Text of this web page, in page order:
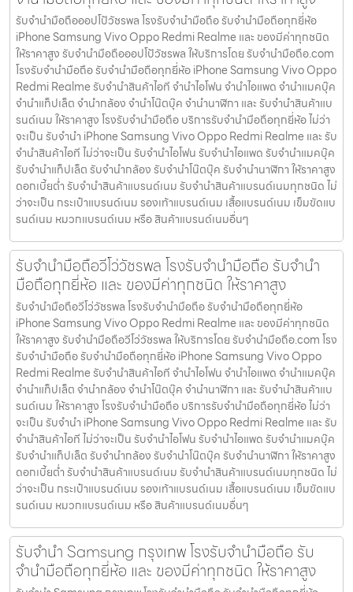
รับจำนำมือถือออปโป้วัชรพล โรงรับจำนำมือถือ รับจำนำมือถือทุกยี่ห้อ
iPhone Samsung Vivo Oppo Redmi Realme และ ของมีค่าทุกชนิด
ให้ราคาสูง รับจำนำมือถือออปโป้วัชรพล ให้บริการโดย รับจํานํามือถือ.com
โรงรับจำนำมือถือ รับจำนำมือถือทุกยี่ห้อ iPhone Samsung Vivo Oppo
Redmi Realme รับจำนำสินค้าไอที จำนำไอโฟน จำนำไอแพด จำนำแมคบุ๊ค
จำนำแท็ปเล็ต จำนำกล้อง จำนำโน๊ตบุ๊ค จำนำนาฬิกา และ รับจำนำสินค้าแบ
รนด์เนม ให้ราคาสูง โรงรับจำนำมือถือ บริการรับจำนำมือถือทุกยี่ห้อ ไม่ว่า
จะเป็น รับจำนำ iPhone Samsung Vivo Oppo Redmi Realme และ รับ
จำนำสินค้าไอที ไม่ว่าจะเป็น รับจำนำไอโฟน รับจำนำไอแพด รับจำนำแมคบุ๊ค
รับจำนำแท็ปเล็ต รับจำนำกล้อง รับจำนำโน๊ตบุ๊ค รับจำนำนาฬิกา ให้ราคาสูง
ดอกเบี้ยต่ำ รับจำนำสินค้าแบรนด์เนม รับจำนำสินค้าแบรนด์เนมทุกชนิด ไม่
ว่าจะเป็น กระเป๋าแบรนด์เนม รองเท้าแบรนด์เนม เสื้อแบรนด์เนม เข็มขัดแบ
รนด์เนม หมวกแบรนด์เนม หรือ สินค้าแบรนด์เนมอื่นๆ
รับจำนำมือถือวีโว่วัชรพล โรงรับจำนำมือถือ รับจำนำ
มือถือทุกยี่ห้อ และ ของมีค่าทุกชนิด ให้ราคาสูง
รับจำนำมือถือวีโว่วัชรพล โรงรับจำนำมือถือ รับจำนำมือถือทุกยี่ห้อ
iPhone Samsung Vivo Oppo Redmi Realme และ ของมีค่าทุกชนิด
ให้ราคาสูง รับจำนำมือถือวีโว่วัชรพล ให้บริการโดย รับจํานํามือถือ.com โรง
รับจำนำมือถือ รับจำนำมือถือทุกยี่ห้อ iPhone Samsung Vivo Oppo
Redmi Realme รับจำนำสินค้าไอที จำนำไอโฟน จำนำไอแพด จำนำแมคบุ๊ค
จำนำแท็ปเล็ต จำนำกล้อง จำนำโน๊ตบุ๊ค จำนำนาฬิกา และ รับจำนำสินค้าแบ
รนด์เนม ให้ราคาสูง โรงรับจำนำมือถือ บริการรับจำนำมือถือทุกยี่ห้อ ไม่ว่า
จะเป็น รับจำนำ iPhone Samsung Vivo Oppo Redmi Realme และ รับ
จำนำสินค้าไอที ไม่ว่าจะเป็น รับจำนำไอโฟน รับจำนำไอแพด รับจำนำแมคบุ๊ค
รับจำนำแท็ปเล็ต รับจำนำกล้อง รับจำนำโน๊ตบุ๊ค รับจำนำนาฬิกา ให้ราคาสูง
ดอกเบี้ยต่ำ รับจำนำสินค้าแบรนด์เนม รับจำนำสินค้าแบรนด์เนมทุกชนิด ไม่
ว่าจะเป็น กระเป๋าแบรนด์เนม รองเท้าแบรนด์เนม เสื้อแบรนด์เนม เข็มขัดแบ
รนด์เนม หมวกแบรนด์เนม หรือ สินค้าแบรนด์เนมอื่นๆ
รับจำนำ Samsung กรุงเทพ โรงรับจำนำมือถือ รับ
จำนำมือถือทุกยี่ห้อ และ ของมีค่าทุกชนิด ให้ราคาสูง